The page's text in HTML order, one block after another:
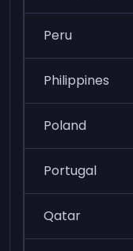
Peru
Philippines
Poland
Portugal
Qatar